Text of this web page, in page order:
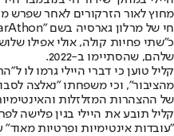
כ"שתי פחיות קולה, אולי אפילו
שלהם, שהסתיימו ב-2022.
קליל טוען כי דברי היילי גרמו לו
מהציבור", וכי משפחתו "נאלצה
של ההצהרות המזלזלות
קליל תובע את היילי בגין פלישה
"עובדות אינטימיות ופרטיות